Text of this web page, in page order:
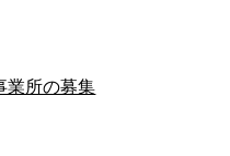
業所の募集